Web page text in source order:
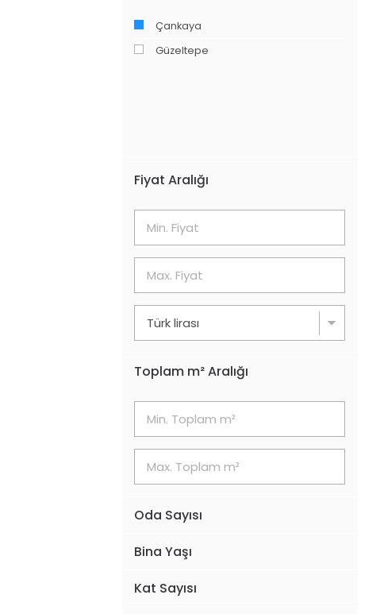
Çankaya
Güzeltepe
Fiyat Aralığı
Toplam m² Aralığı
Oda Sayısı
Bina Yaşı
Kat Sayısı